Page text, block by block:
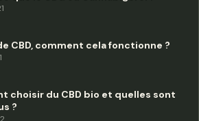
CBD, comment cela fonctionne ?
choisir du CBD bio et quelles sont
?